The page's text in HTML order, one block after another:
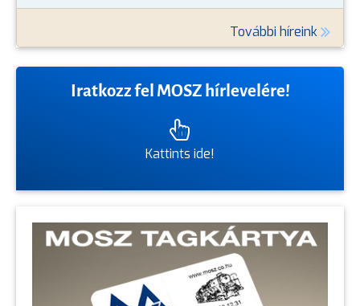
További híreink
Iratkozz fel MOSZ hírlevelére!
Kattints ide!